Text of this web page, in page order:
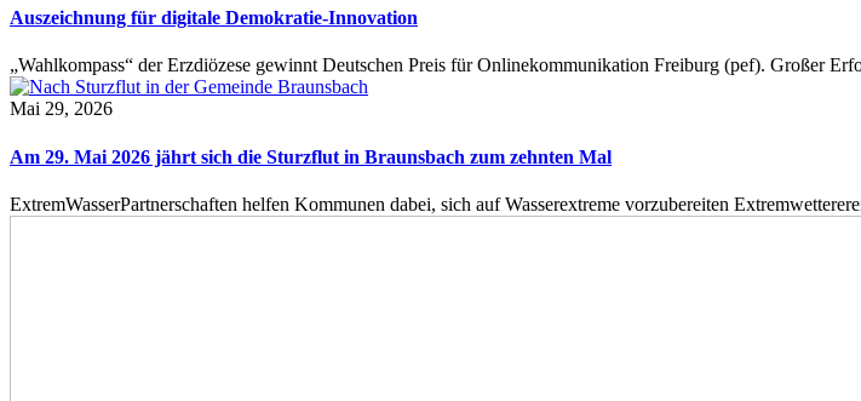
Auszeichnung für digitale Demokratie-Innovation
„Wahlkompass“ der Erzdiözese gewinnt Deutschen Preis für Onlinekommunikation Freiburg (pef). Großer
Mai 29, 2026
Am 29. Mai 2026 jährt sich die Sturzflut in Braunsbach zum zehnten Mal
ExtremWasserPartnerschaften helfen Kommunen dabei, sich auf Wasserextreme vorzubereiten